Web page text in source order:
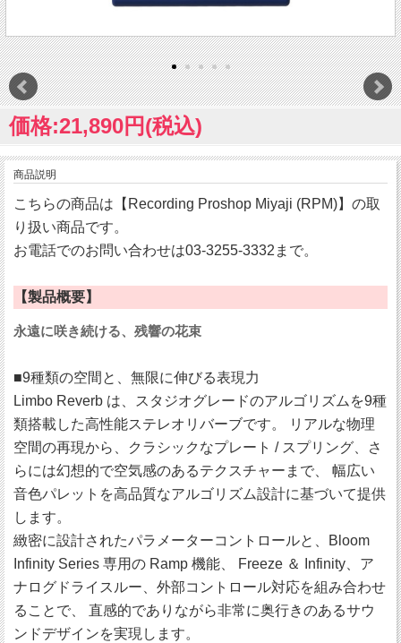
価格:21,890円(税込)
商品説明
こちらの商品は【Recording Proshop Miyaji (RPM)】の取
り扱い商品です。
お電話でのお問い合わせは03-3255-3332まで。
【製品概要】
永遠に咲き続ける、残響の花束
■9種類の空間と、無限に伸びる表現力
Limbo Reverb は、スタジオグレードのアルゴリズムを9種
類搭載した高性能ステレオリバーブです。 リアルな物理
空間の再現から、クラシックなプレート / スプリング、さ
らには幻想的で空気感のあるテクスチャーまで、 幅広い
音色パレットを高品質なアルゴリズム設計に基づいて提供
します。
緻密に設計されたパラメーターコントロールと、Bloom
Infinity Series 専用の Ramp 機能、 Freeze ＆ Infinity、ア
ナログドライスルー、外部コントロール対応を組み合わせ
ることで、 直感的でありながら非常に奥行きのあるサウ
ンドデザインを実現します。